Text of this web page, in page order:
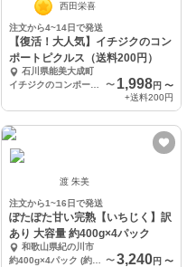
西田栄喜
注文から4~14日で発送
【復活！大人気】イチジクのコン
ポートピクルス（送料200円）
石川県能美大成町
イチジクのコンポートピクルス×2 りんごとビーツのピクルス×2
〜 1,998円 〜
+送料200円
渡 朱美
注文から1~16日で発送
ぽたぽた甘い完熟【いちじく】訳
あり 大容量 約400g×4パック
和歌山県紀の川市
約400g×4パック (約1.6kg) 優品 訳あり 規格外 加工用 or ご家庭用
〜3,240円 〜